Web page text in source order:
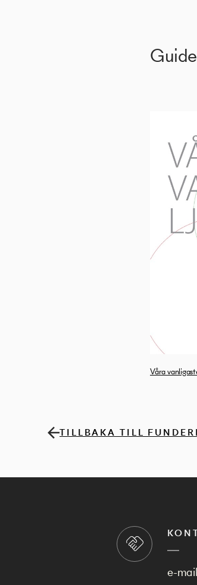
Våra
TILLBAKA TILL
e-